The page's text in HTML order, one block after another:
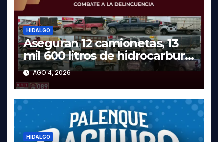
HIDALGO
Aseguran 12 camionetas, 13
mil 600 litros de hidrocarburo
y dos vehículos robados en
Tula
AGO 4, 2026
HIDALGO